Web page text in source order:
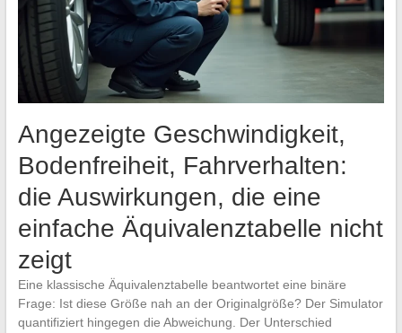
Angezeigte Geschwindigkeit,
Bodenfreiheit, Fahrverhalten:
die Auswirkungen, die eine
einfache Äquivalenztabelle nicht
zeigt
Eine klassische Äquivalenztabelle beantwortet eine binäre
Frage: Ist diese Größe nah an der Originalgröße? Der Simulator
quantifiziert hingegen die Abweichung. Der Unterschied